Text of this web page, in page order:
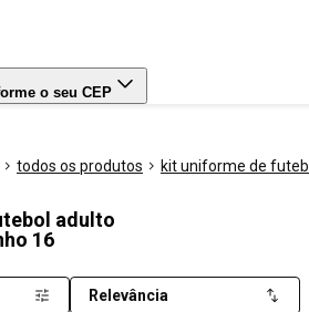
o seu CEP
todos os produtos kit uniforme de
adulto
16
Relevância